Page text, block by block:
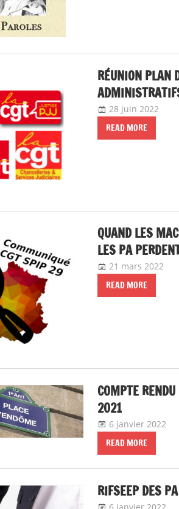
RÉUNION PLAN
28 juin 2022
READ MORE
QUAND LES
LES PA
21 mars 2022
READ MORE
COMPTE
2021
6 janvier 2022
READ MORE
RIFSEEP DES